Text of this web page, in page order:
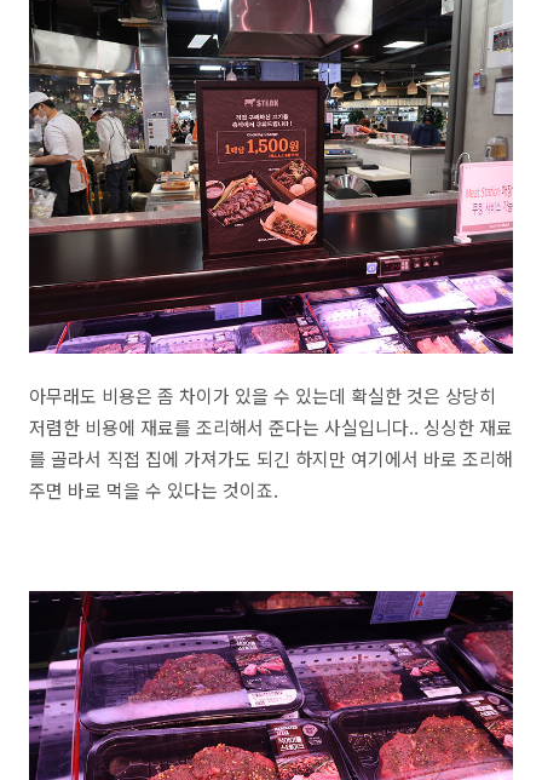
아무래도 비용은 좀 차이가 있을 수 있는데 확실한 것은 상당히
저렴한 비용에 재료를 조리해서 준다는 사실입니다.. 싱싱한 재료
를 골라서 직접 집에 가져가도 되긴 하지만 여기에서 바로 조리해
주면 바로 먹을 수 있다는 것이죠.